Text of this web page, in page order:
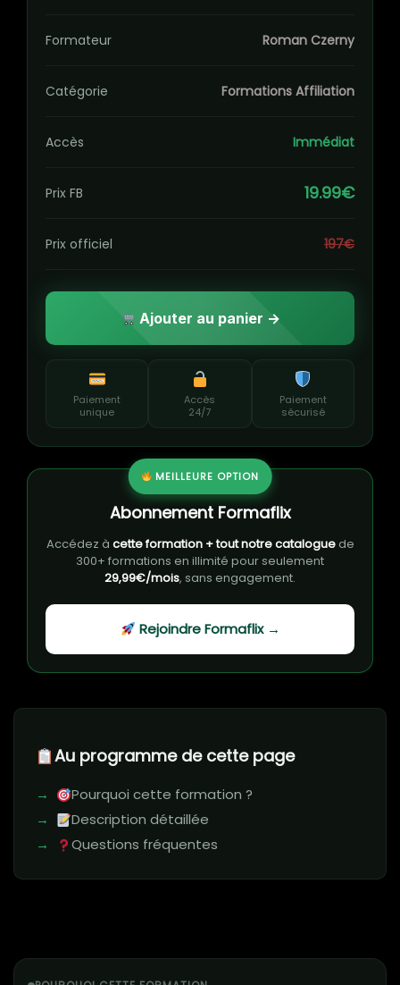
Au programme de cette page
Pourquoi cette formation ?
Description détaillée
Questions fréquentes
Formateur Roman Czerny
Catégorie Formations Affiliation
Accès Immédiat
Prix FB 19.99€
Prix officiel 197€
Ajouter au panier →
Paiement
unique
Accès
24/7
Paiement
sécurisé
MEILLEURE OPTION
Abonnement Formaflix
Accédez à cette formation + tout notre cataloguede
300+ formations en illimité pour seulement
29,99€/mois, sans engagement.
Rejoindre Formaflix →